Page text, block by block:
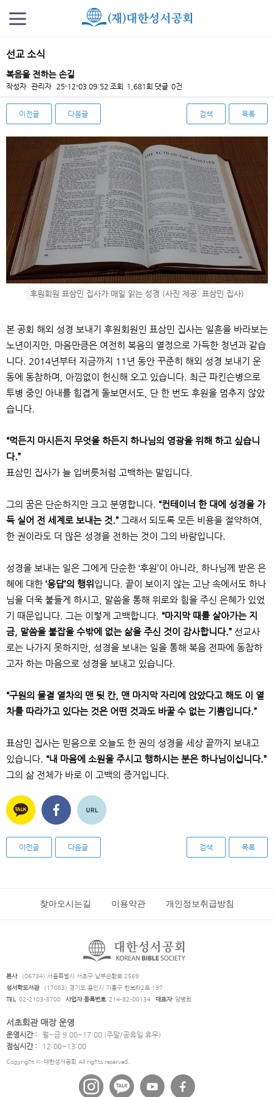
선교 소식
복음을 전하는 손길
작성자 관리자 25-12-03 09:52 조회 1,681회 댓글 0건
이전글 다음글 검색 목록
본문
후원회원 표삼민 집사가 매일 읽는 성경 (사진 제공: 표삼민 집사)
본 공회 해외 성경 보내기 후원회원인 표삼민 집사는 일흔을 바라보는
노년이지만, 마음만큼은 여전히 복음의 열정으로 가득한 청년과 같습
니다. 2014년부터 지금까지 11년 동안 꾸준히 해외 성경 보내기 운
동에 동참하며, 아낌없이 헌신해 오고 있습니다. 최근 파킨슨병으로
투병 중인 아내를 힘겹게 돌보면서도, 단 한 번도 후원을 멈추지 않았
습니다.
“먹든지 마시든지 무엇을 하든지 하나님의 영광을 위해 하고 싶습니
다.”
표삼민 집사가 늘 입버릇처럼 고백하는 말입니다.
그의 꿈은 단순하지만 크고 분명합니다. “컨테이너 한 대에 성경을 가
득 실어 전 세계로 보내는 것.” 그래서 되도록 모든 비용을 절약하여,
한 권이라도 더 많은 성경을 전하는 것이 그의 바람입니다.
성경을 보내는 일은 그에게 단순한 ‘후원’이 아니라, 하나님께 받은 은
혜에 대한 ‘응답’의 행위 입니다. 끝이 보이지 않는 고난 속에서도 하나
님을 더욱 붙들게 하시고, 말씀을 통해 위로와 힘을 주신 은혜가 있었
기 때문입니다. 그는 이렇게 고백합니다. “마지막 때를 살아가는 지
금, 말씀을 붙잡을 수밖에 없는 삶을 주신 것이 감사합니다.” 선교사
로는 나가지 못하지만, 성경을 보내는 일을 통해 복음 전파에 동참하
고자 하는 마음으로 성경을 보내고 있습니다.
“구원의 물결 열차의 맨 뒷 칸, 맨 마지막 자리에 앉았다고 해도 이 열
차를 따라가고 있다는 것은 어떤 것과도 바꿀 수 없는 기쁨입니다.”
표삼민 집사는 믿음으로 오늘도 한 권의 성경을 세상 끝까지 보내고
있습니다. “내 마음에 소원을 주시고 행하시는 분은 하나님이십니다.”
그의 삶 전체가 바로 이 고백의 증거입니다.
이전글 다음글 검색 목록
찾아오시는길 이용약관 개인정보취급방침
본사
(06734) 서울특별시 서초구 남부순환로 2569
성서학도서관
(17083) 경기도 용인시 기흥구 한보라2로 197
TEL 02-2103-8700 사업자 등록번호 214-82-00134 대표자 양병희
서초회관 매장 운영
운영시간 :
월~금 9:00~17:00 (주말/공휴일 휴무)
점심시간 :
12:00~13:00
Copyright © 대한성서공회 All rights reserved.